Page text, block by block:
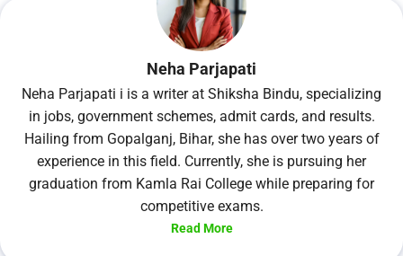
Neha Parjapati
Neha Parjapati i is a writer at Shiksha Bindu, specializing
in jobs, government schemes, admit cards, and results.
Hailing from Gopalganj, Bihar, she has over two years of
experience in this field. Currently, she is pursuing her
graduation from Kamla Rai College while preparing for
competitive exams.
Read More